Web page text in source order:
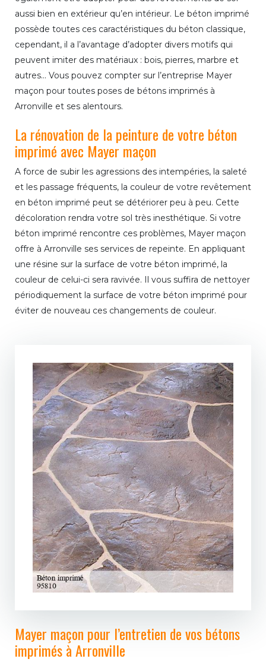
aussi bien en extérieur qu’en intérieur. Le béton imprimé
possède toutes ces caractéristiques du béton classique,
cependant, il a l’avantage d’adopter divers motifs qui
peuvent imiter des matériaux : bois, pierres, marbre et
autres... Vous pouvez compter sur l’entreprise Mayer
maçon pour toutes poses de bétons imprimés à
Arronville et ses alentours.
La rénovation de la peinture de votre béton
imprimé avec Mayer maçon
A force de subir les agressions des intempéries, la saleté
et les passage fréquents, la couleur de votre revêtement
en béton imprimé peut se détériorer peu à peu. Cette
décoloration rendra votre sol très inesthétique. Si votre
béton imprimé rencontre ces problèmes, Mayer maçon
offre à Arronville ses services de repeinte. En appliquant
une résine sur la surface de votre béton imprimé, la
couleur de celui-ci sera ravivée. Il vous suffira de nettoyer
périodiquement la surface de votre béton imprimé pour
éviter de nouveau ces changements de couleur.
Mayer maçon pour l’entretien de vos bétons
imprimés à Arronville